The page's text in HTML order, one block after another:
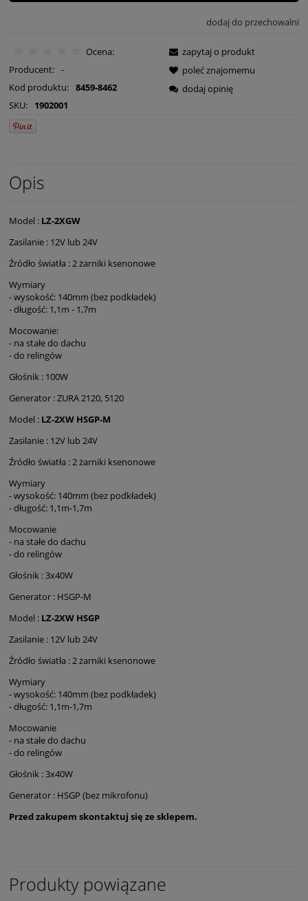
dodaj do przechowalni
Ocena:
Producent: -
Kod produktu: 8459-8462
SKU:
1902001
zapytaj o produkt
poleć znajomemu
dodaj opinię
Opis
Model : LZ-2XGW
Zasilanie : 12V lub 24V
Źródło światła : 2 żarniki ksenonowe
Wymiary
- wysokość: 140mm (bez podkładek)
- długość: 1,1m - 1,7m
Mocowanie:
- na stałe do dachu
- do relingów
Głośnik : 100W
Generator : ZURA 2120, 5120
Model : LZ-2XW HSGP-M
Zasilanie : 12V lub 24V
Źródło światła : 2 żarniki ksenonowe
Wymiary
- wysokość: 140mm (bez podkładek)
- długość: 1,1m-1,7m
Mocowanie
- na stałe do dachu
- do relingów
Głośnik : 3x40W
Generator : HSGP-M
Model : LZ-2XW HSGP
Zasilanie : 12V lub 24V
Źródło światła : 2 żarniki ksenonowe
Wymiary
- wysokość: 140mm (bez podkładek)
- długość: 1,1m-1,7m
Mocowanie
- na stałe do dachu
- do relingów
Głośnik : 3x40W
Generator : HSGP (bez mikrofonu)
Przed zakupem skontaktuj się ze sklepem.
Produkty powiązane